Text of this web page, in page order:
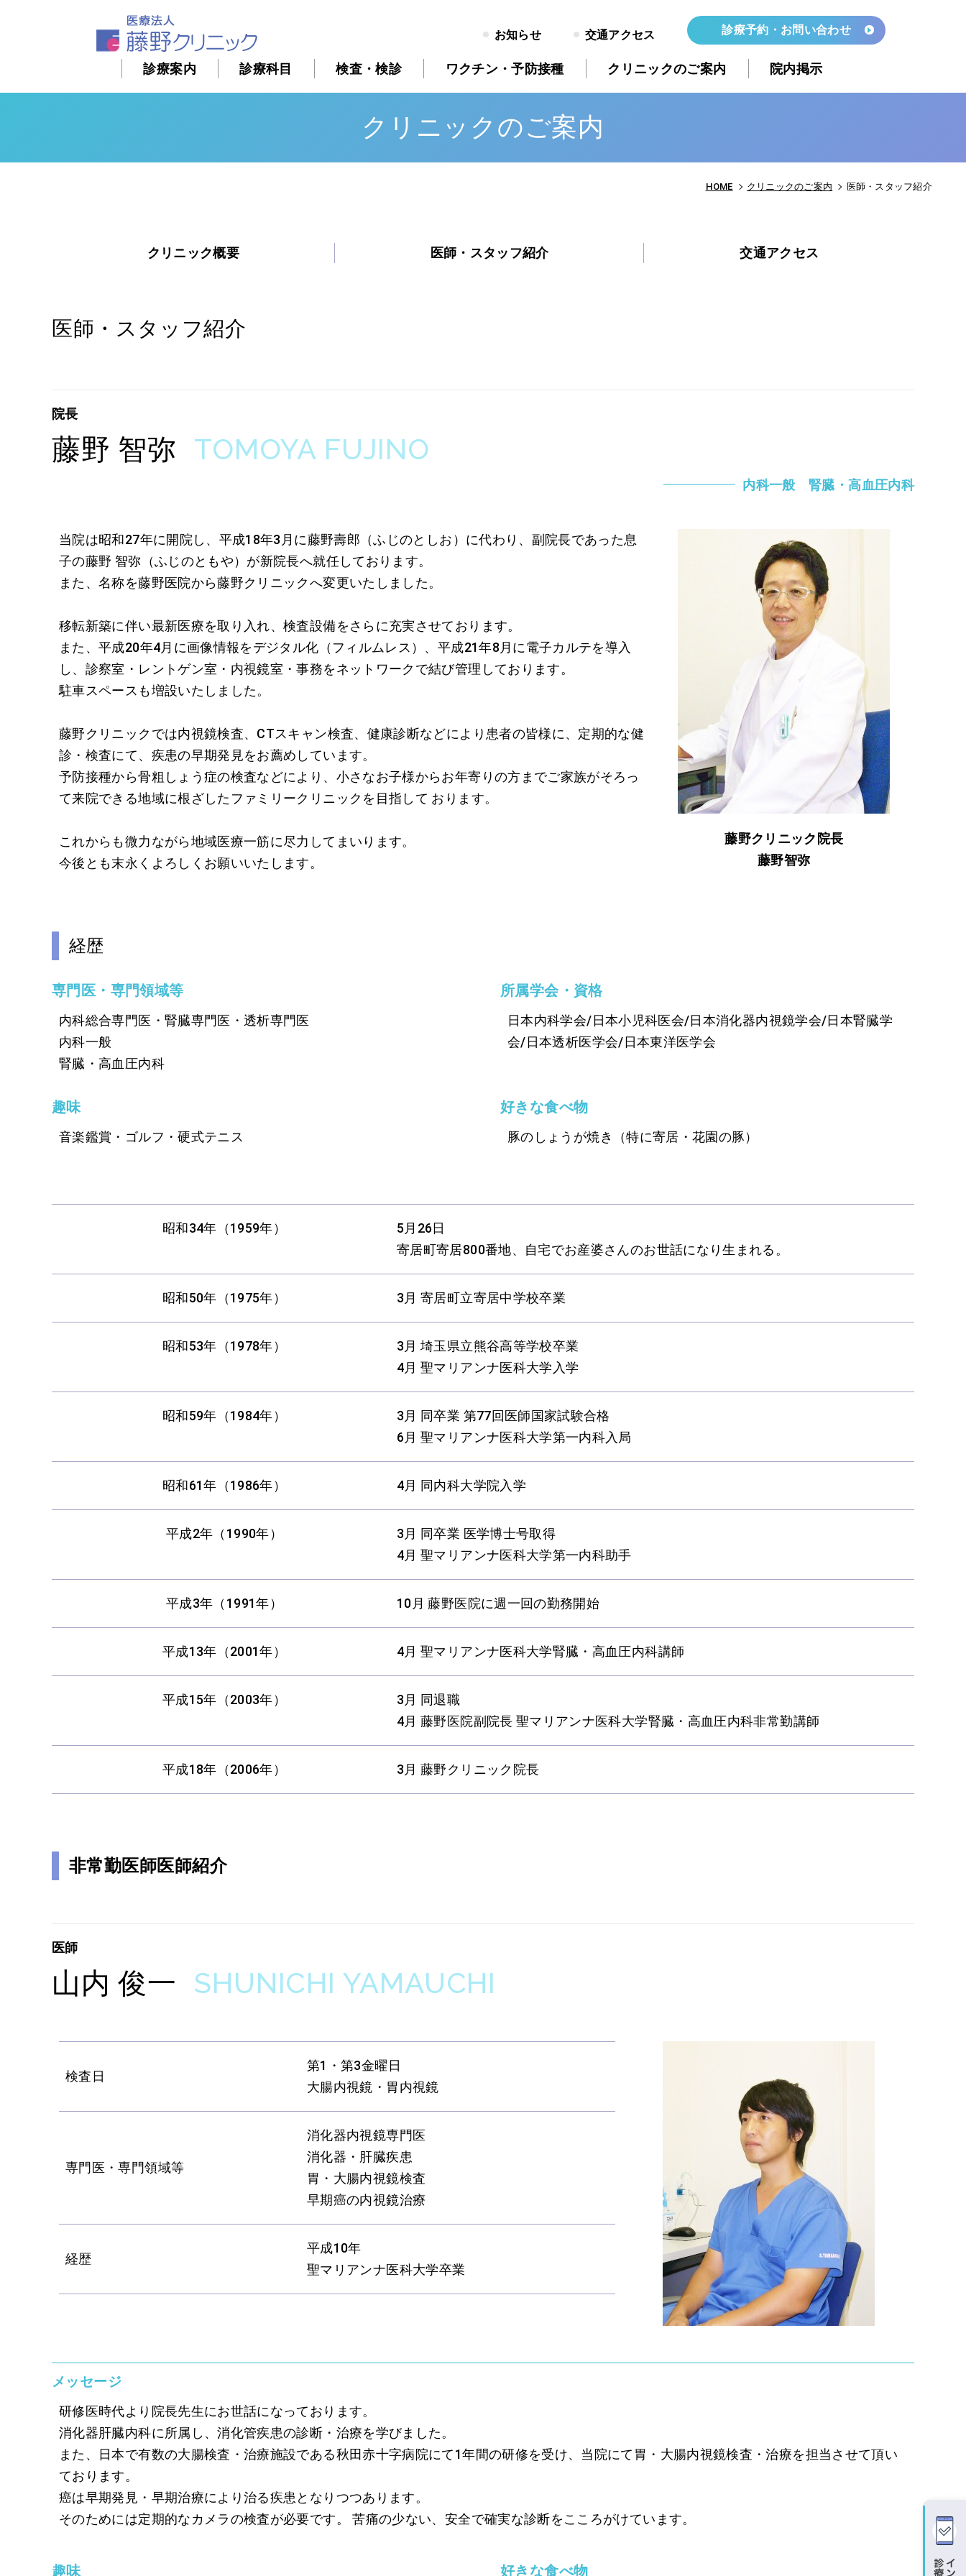
診療案内 診療科目 検査・検診 ワクチン・予防接種 クリニックのご案内 院内掲示
お知らせ 交通アクセス 診療予約・お問い合わせ
クリニックのご案内
HOME クリニックのご案内 医師・スタッフ紹介
クリニック概要 医師・スタッフ紹介 交通アクセス
医師・スタッフ紹介
院長
藤野 智弥 TOMOYA FUJINO
内科一般 腎臓・高血圧内科
当院は昭和27年に開院し、平成18年3月に藤野壽郎（ふじのとしお）に代わり、副院長であった息
子の藤野 智弥（ふじのともや）が新院長へ就任しております。
また、名称を藤野医院から藤野クリニックへ変更いたしました。
移転新築に伴い最新医療を取り入れ、検査設備をさらに充実させております。
また、平成20年4月に画像情報をデジタル化（フィルムレス）、平成21年8月に電子カルテを導入
し、診察室・レントゲン室・内視鏡室・事務をネットワークで結び管理しております。
駐車スペースも増設いたしました。
藤野クリニックでは内視鏡検査、CTスキャン検査、健康診断などにより患者の皆様に、定期的な健
診・検査にて、疾患の早期発見をお薦めしています。
予防接種から骨粗しょう症の検査などにより、小さなお子様からお年寄りの方までご家族がそろっ
て来院できる地域に根ざしたファミリークリニックを目指して おります。
これからも微力ながら地域医療一筋に尽力してまいります。
今後とも末永くよろしくお願いいたします。
藤野クリニック院長
藤野智弥
経歴
専門医・専門領域等
内科総合専門医・腎臓専門医・透析専門医
内科一般
腎臓・高血圧内科
所属学会・資格
日本内科学会/日本小児科医会/日本消化器内視鏡学会/日本腎臓学
会/日本透析医学会/日本東洋医学会
趣味
音楽鑑賞・ゴルフ・硬式テニス
好きな食べ物
豚のしょうが焼き（特に寄居・花園の豚）
昭和34年（1959年）
5月26日
寄居町寄居800番地、自宅でお産婆さんのお世話になり生まれる。
昭和50年（1975年） 3月 寄居町立寄居中学校卒業
昭和53年（1978年）
3月 埼玉県立熊谷高等学校卒業
4月 聖マリアンナ医科大学入学
昭和59年（1984年）
3月 同卒業 第77回医師国家試験合格
6月 聖マリアンナ医科大学第一内科入局
昭和61年（1986年） 4月 同内科大学院入学
平成2年（1990年）
3月 同卒業 医学博士号取得
4月 聖マリアンナ医科大学第一内科助手
平成3年（1991年） 10月 藤野医院に週一回の勤務開始
平成13年（2001年） 4月 聖マリアンナ医科大学腎臓・高血圧内科講師
平成15年（2003年）
3月 同退職
4月 藤野医院副院長 聖マリアンナ医科大学腎臓・高血圧内科非常勤講師
平成18年（2006年） 3月 藤野クリニック院長
非常勤医師医師紹介
医師
山内 俊一 SHUNICHI YAMAUCHI
検査日
第1・第3金曜日
大腸内視鏡・胃内視鏡
専門医・専門領域等
消化器内視鏡専門医
消化器・肝臓疾患
胃・大腸内視鏡検査
早期癌の内視鏡治療
経歴
平成10年
聖マリアンナ医科大学卒業
メッセージ
研修医時代より院長先生にお世話になっております。
消化器肝臓内科に所属し、消化管疾患の診断・治療を学びました。
また、日本で有数の大腸検査・治療施設である秋田赤十字病院にて1年間の研修を受け、当院にて胃・大腸内視鏡検査・治療を担当させて頂い
ております。
癌は早期発見・早期治療により治る疾患となりつつあります。
そのためには定期的なカメラの検査が必要です。 苦痛の少ない、安全で確実な診断をこころがけています。
趣味 好きな食べ物